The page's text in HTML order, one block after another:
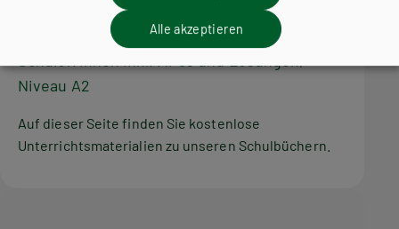
FRANZÖSISCH
Bien fait! MODULAIRE Übungsheft für
Niveau A2
Auf dieser Seite finden Sie kostenlose
Unterrichtsmaterialien zu unseren Schulbüchern.
Alle akzeptieren